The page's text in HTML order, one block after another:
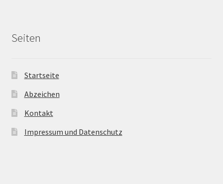
Seiten
Startseite
Abzeichen
Kontakt
Impressum und Datenschutz